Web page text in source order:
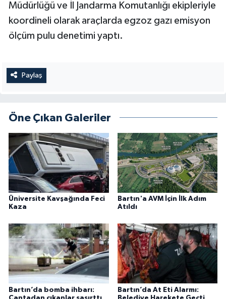
Müdürlüğü ve İl Jandarma Komutanlığı ekipleriyle
koordineli olarak araçlarda egzoz gazı emisyon
ölçüm pulu denetimi yaptı.
Paylaş
Öne Çıkan Galeriler
Üniversite Kavşağında Feci
Kaza
Bartın'a AVM İçin İlk Adım
Atıldı
Bartın’da bomba ihbarı:
Bartın’da At Eti Alarmı: